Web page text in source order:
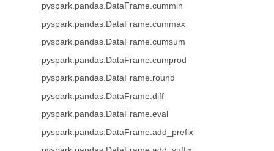
pyspark.pandas.DataFrame.cummin
pyspark.pandas.DataFrame.cummax
pyspark.pandas.DataFrame.cumsum
pyspark.pandas.DataFrame.cumprod
pyspark.pandas.DataFrame.round
pyspark.pandas.DataFrame.diff
pyspark.pandas.DataFrame.eval
pyspark.pandas.DataFrame.add_prefix